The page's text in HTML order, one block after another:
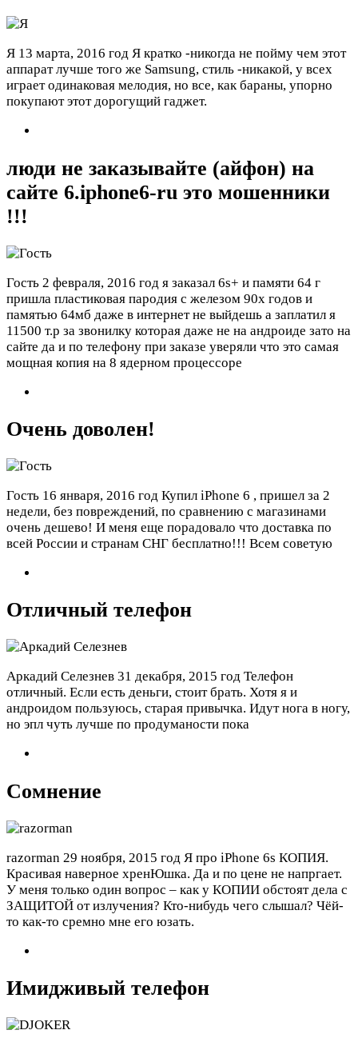
Я 13 марта, 2016 год Я кратко -никогда не пойму чем этот
аппарат лучше того же Samsung, стиль -никакой, у всех
играет одинаковая мелодия, но все, как бараны, упорно
покупают этот дорогущий гаджет.
люди не заказывайте (айфон) на
сайте 6.iphone6-ru это мошенники
!!!
Гость 2 февраля, 2016 год я заказал 6s+ и памяти 64 г
пришла пластиковая пародия с железом 90х годов и
памятью 64мб даже в интернет не выйдешь а заплатил я
11500 т.р за звонилку которая даже не на андроиде зато на
сайте да и по телефону при заказе уверяли что это самая
мощная копия на 8 ядерном процессоре
Очень доволен!
Гость 16 января, 2016 год Купил iPhone 6 , пришел за 2
недели, без повреждений, по сравнению с магазинами
очень дешево! И меня еще порадовало что доставка по
всей России и странам СНГ бесплатно!!! Всем советую
Отличный телефон
Аркадий Селезнев 31 декабря, 2015 год Телефон
отличный. Если есть деньги, стоит брать. Хотя я и
андроидом пользуюсь, старая привычка. Идут нога в ногу,
но эпл чуть лучше по продуманости пока
Сомнение
razorman 29 ноября, 2015 год Я про iPhone 6s КОПИЯ.
Красивая наверное хренЮшка. Да и по цене не напргает.
У меня только один вопрос – как у КОПИИ обстоят дела с
ЗАЩИТОЙ от излучения? Кто-нибудь чего слышал? Чёй-
то как-то сремно мне его юзать.
Имидживый телефон